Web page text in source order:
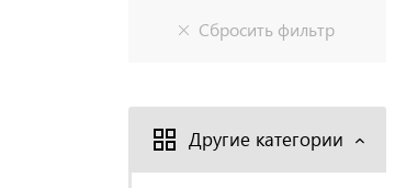
Другие категории